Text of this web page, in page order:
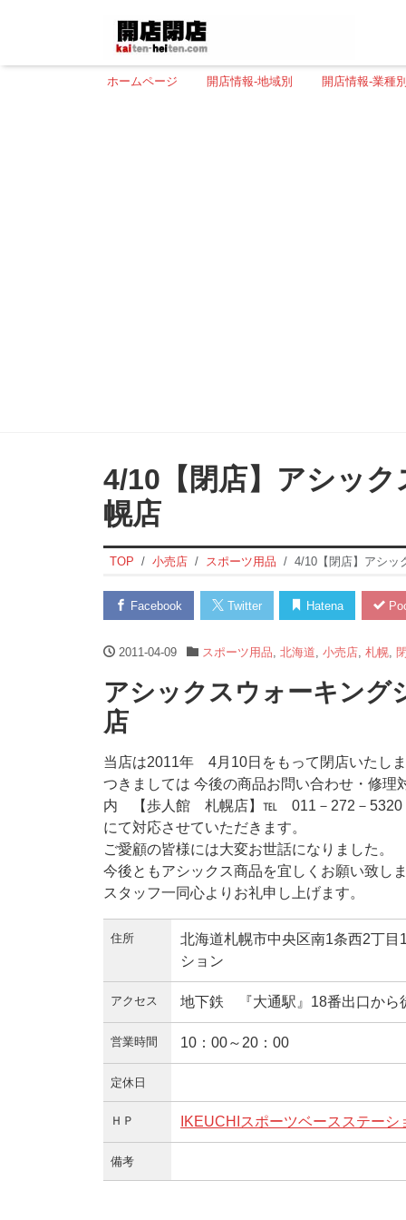
ホームページ 開店情報-地域別 開店情報-業種別
4/10【閉店】アシッ
幌店
TOP 小売店 スポーツ用品 4/10【閉店】アシッ
Facebook Twitter Hatena
2011-04-09 スポーツ用品 北海道 小売店, 札幌,
アシックスウォーキング
店
当店は2011年 4月10日をもって閉店いたしま
つきましては 今後の商品お問い合わせ・修
内 【歩人館 札幌店】℡ 011－272－5320
にて対応させていただきます。
ご愛顧の皆様には大変お世話になりました。
今後ともアシックス商品を宜しくお願い致しま
スタッフ一同心よりお礼申し上げます。
住所
北海道札幌市中央区南1条西2丁
ション
アクセス 地下鉄 『大通駅』18番出口から
営業時間 10：00～20：00
定休日
ＨＰ IKEUCHIスポーツベースステーシ
備考